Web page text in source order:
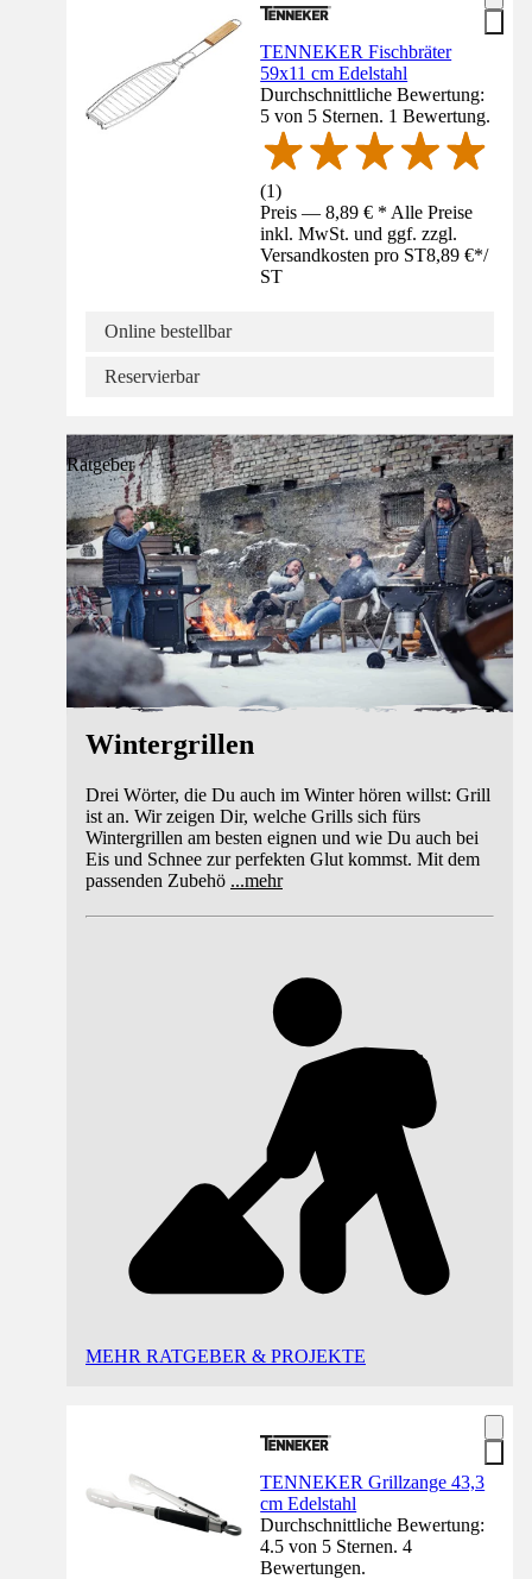
TENNEKER Fischbräter
59x11 cm Edelstahl
Durchschnittliche Bewertung:
5 von 5 Sternen. 1 Bewertung.
(1)
Preis — 8,89 € * Alle Preise
inkl. MwSt. und ggf. zzgl.
Versandkosten pro ST8,89 €*/
ST
Online bestellbar
Reservierbar
Ratgeber
Wintergrillen
Drei Wörter, die Du auch im Winter hören willst: Grill
ist an. Wir zeigen Dir, welche Grills sich fürs
Wintergrillen am besten eignen und wie Du auch bei
Eis und Schnee zur perfekten Glut kommst. Mit dem
passenden Zubehö ...mehr
MEHR RATGEBER & PROJEKTE
TENNEKER Grillzange 43,3
cm Edelstahl
Durchschnittliche Bewertung:
4.5 von 5 Sternen. 4
Bewertungen.